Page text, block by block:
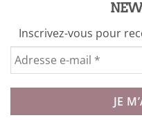
Inscrivez-vous pour